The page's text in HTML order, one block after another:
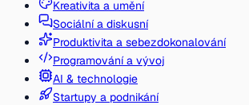
Kreativita a umění
Sociální a diskusní
Produktivita a sebezdokonalování
Programování a vývoj
AI & technologie
Startupy a podnikání